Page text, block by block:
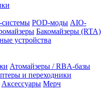
системы POD-моды AIO-
Бакомайзеры (RTA)
устройства
Атомайзеры / RBA-базы
и переходники
Аксессуары Мерч